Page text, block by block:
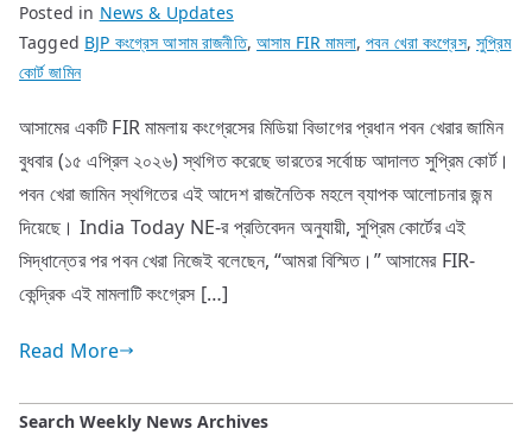
Posted in News & Updates
Tagged BJP কংগ্রেস আসাম রাজনীতি,আসাম FIR মামলা,পবন খেরা কংগ্রেস,সুপ্রিম
কোর্ট জামিন
আসামের একটি FIR মামলায় কংগ্রেসের মিডিয়া বিভাগের প্রধান পবন খেরার জামিন
বুধবার (১৫ এপ্রিল ২০২৬) স্থগিত করেছে ভারতের সর্বোচ্চ আদালত সুপ্রিম কোর্ট।
পবন খেরা জামিন স্থগিতের এই আদেশ রাজনৈতিক মহলে ব্যাপক আলোচনার জন্ম
দিয়েছে। India Today NE-র প্রতিবেদন অনুযায়ী, সুপ্রিম কোর্টের এই
সিদ্ধান্তের পর পবন খেরা নিজেই বলেছেন, “আমরা বিস্মিত।” আসামের FIR-
কেন্দ্রিক এই মামলাটি কংগ্রেস […]
Read More
Search Weekly News Archives